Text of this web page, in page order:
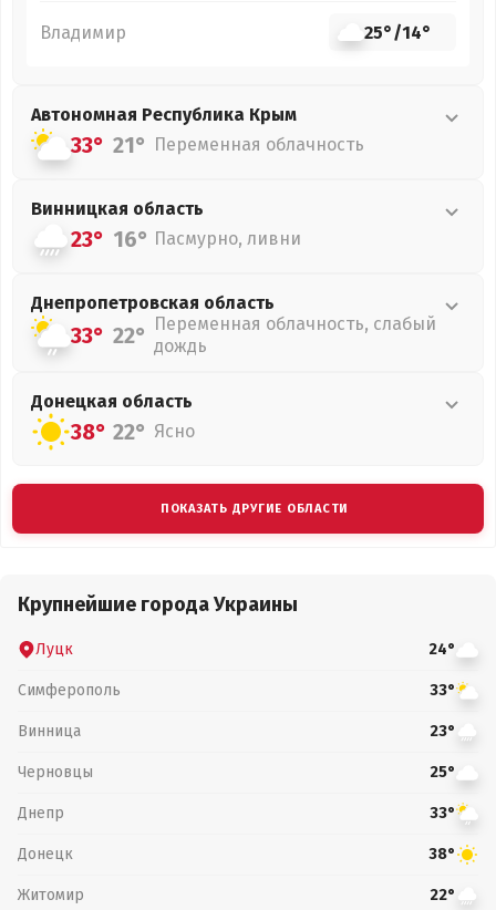
Владимир 25°/14°
Автономная Республика Крым
33° 21° Переменная облачность
Винницкая область
23° 16° Пасмурно, ливни
Днепропетровская область
33° 22° Переменная облачность, слабый
дождь
Донецкая область
38° 22° Ясно
ПОКАЗАТЬ ДРУГИЕ ОБЛАСТИ
Крупнейшие города Украины
Луцк 24°
Симферополь 33°
Винница 23°
Черновцы 25°
Днепр 33°
Донецк 38°
Житомир 22°